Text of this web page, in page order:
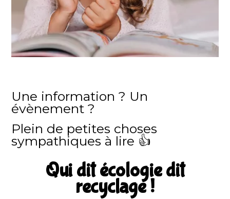
Une information ? Un
évènement ?
Plein de petites choses
sympathiques à lire 👍
Qui dit écologie dit
recyclage !